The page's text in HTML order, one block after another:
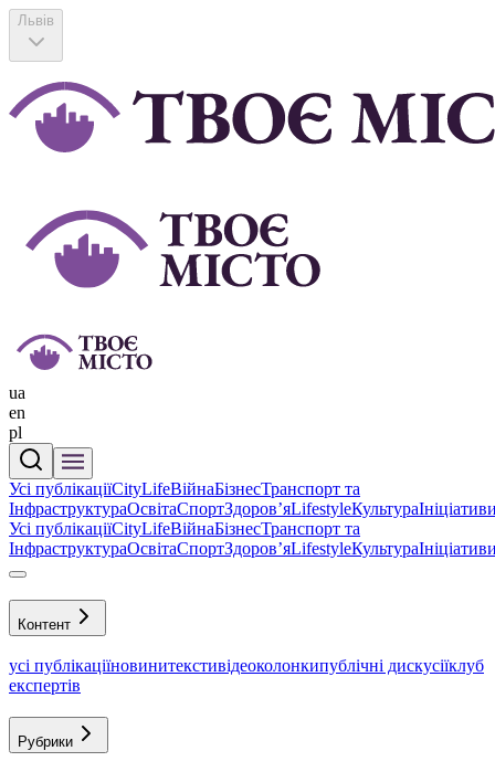
Львів
ua
en
pl
Усі публікаціїCityLifeВійнаБізнесТранспорт та
ІнфраструктураОсвітаСпортЗдоровʼяLifestyleКультура
Усі публікаціїCityLifeВійнаБізнесТранспорт та
ІнфраструктураОсвітаСпортЗдоровʼяLifestyleКультура
Контент
усі публікаціїновинитекстивідеоколонкипублічні дискусіїклуб
експертів
Рубрики